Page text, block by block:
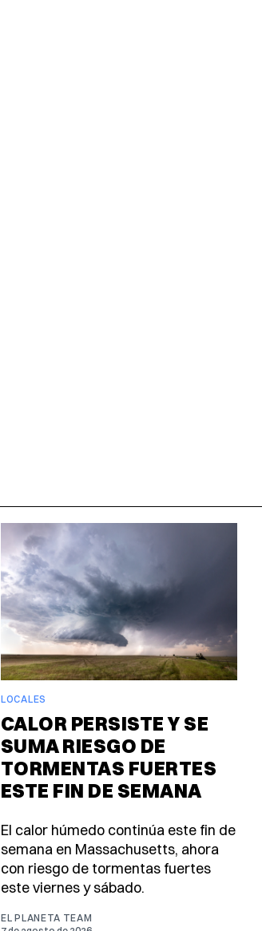
LOCALES
CALOR PERSISTE Y SE
SUMA RIESGO DE
TORMENTAS FUERTES
ESTE FIN DE SEMANA
El calor húmedo continúa este fin de
semana en Massachusetts, ahora
con riesgo de tormentas fuertes
este viernes y sábado.
EL PLANETA TEAM